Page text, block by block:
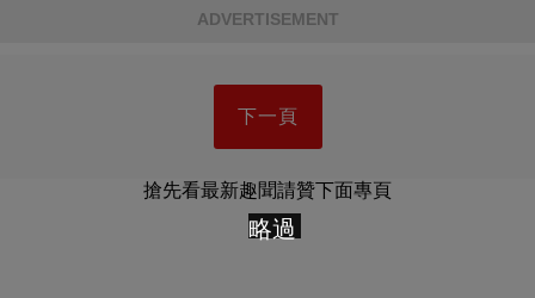
ADVERTISEMENT
下一頁
搶先看最新趣聞請贊下面專頁
略過